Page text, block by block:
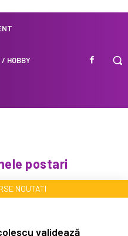
HOBBY
postari
NOUTATI
validează